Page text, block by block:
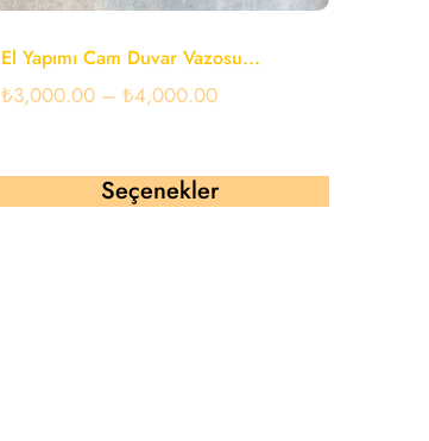
El Yapımı Cam Duvar Vazosu...
₺3,000.00 –₺4,000.00
Seçenekler